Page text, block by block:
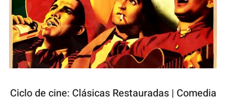
Ciclo de cine: Clásicas Restauradas | Comedia